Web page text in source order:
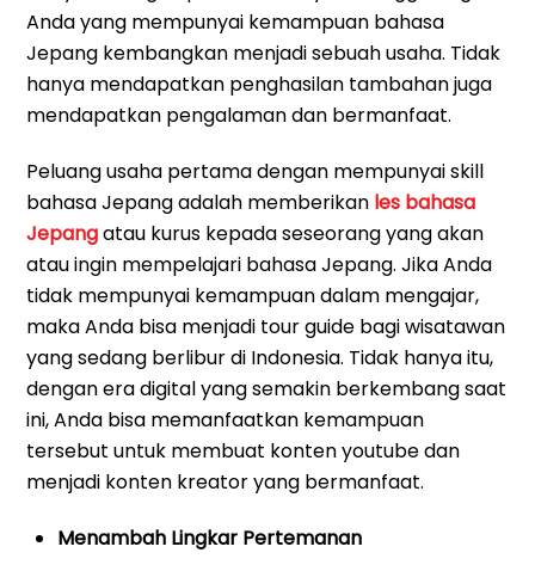
Anda yang mempunyai kemampuan bahasa
Jepang kembangkan menjadi sebuah usaha. Tidak
hanya mendapatkan penghasilan tambahan juga
mendapatkan pengalaman dan bermanfaat.
Peluang usaha pertama dengan mempunyai skill
bahasa Jepang adalah memberikan les bahasa
Jepangatau kurus kepada seseorang yang akan
atau ingin mempelajari bahasa Jepang. Jika Anda
tidak mempunyai kemampuan dalam mengajar,
maka Anda bisa menjadi tour guide bagi wisatawan
yang sedang berlibur di Indonesia. Tidak hanya itu,
dengan era digital yang semakin berkembang saat
ini, Anda bisa memanfaatkan kemampuan
tersebut untuk membuat konten youtube dan
menjadi konten kreator yang bermanfaat.
Menambah Lingkar Pertemanan